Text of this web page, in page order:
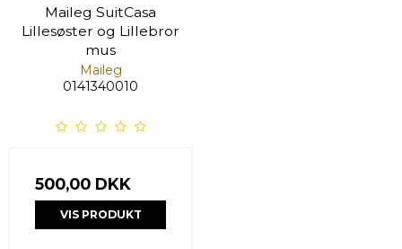
Maileg SuitCasa
Lillesøster og Lillebror
mus
Maileg
0141340010
500,00 DKK
VIS PRODUKT